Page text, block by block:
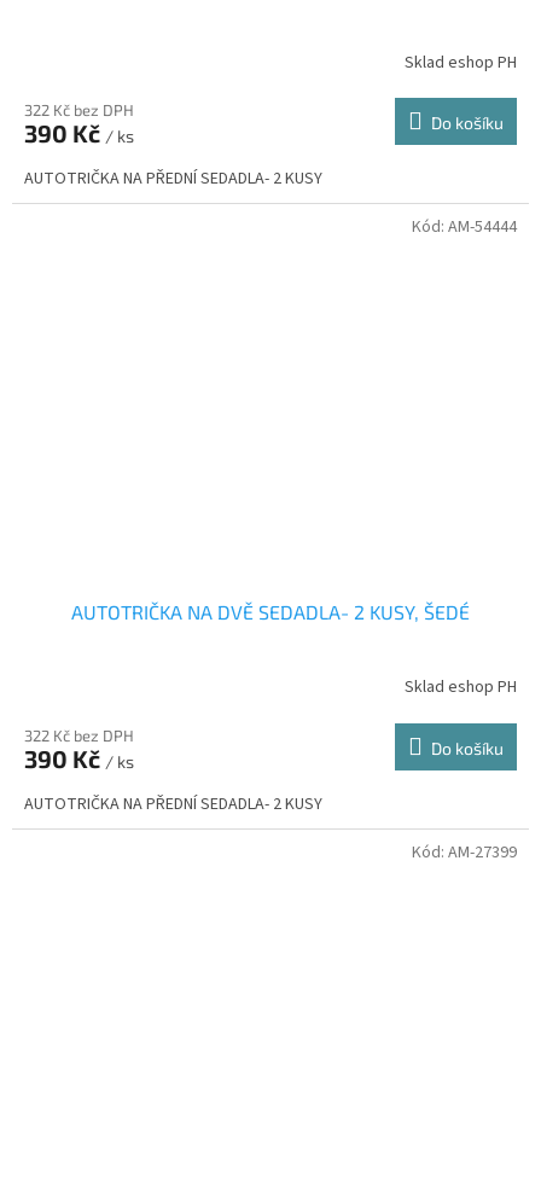
Sklad eshop PH
322 Kč bez DPH
390 Kč / ks
Do košíku
AUTOTRIČKA NA PŘEDNÍ SEDADLA- 2 KUSY
AUTOTRIČKA NA DVĚ SEDADLA- 2 KUSY, ŠEDÉ
Sklad eshop PH
322 Kč bez DPH
390 Kč / ks
Do košíku
AUTOTRIČKA NA PŘEDNÍ SEDADLA- 2 KUSY
Kód: AM-54444
Kód: AM-27399